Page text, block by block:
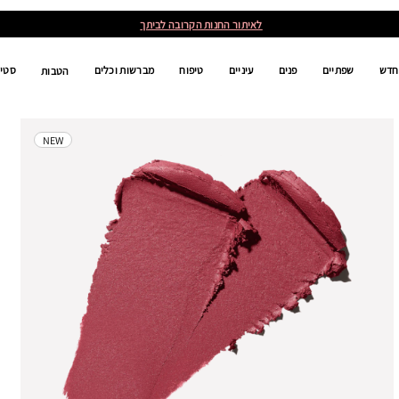
גלי את מגוון שירותי האיפור -לקביעת שיעור איפור
חדש שפתיים פנים עיניים טיפוח מברשות וכלים הטבות
NEW